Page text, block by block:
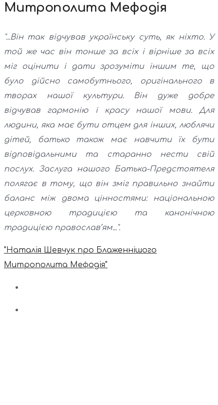
Митрополита Мефодія
"...Він так відчував українську суть, як ніхто. У
той же час він тонше за всіх і вірніше за всіх
міг оцінити і дати зрозуміти іншим те, що
було дійсно самобутнього, оригінального в
творах нашої культури. Він дуже добре
відчував гармонію і красу нашої мови. Для
людини, яка має бути отцем для інших, люблячи
дітей, батько також має навчити їх бути
відповідальними та старанно нести свій
послух. Заслуга нашого Батька-Предстоятеля
полягає в тому, що він зміг правильно знайти
баланс між двома цінностями: національною
церковною традицією та канонічною
традицією православ’ям...".
"Наталія Шевчук про Блаженнішого
Митрополита Мефодія"